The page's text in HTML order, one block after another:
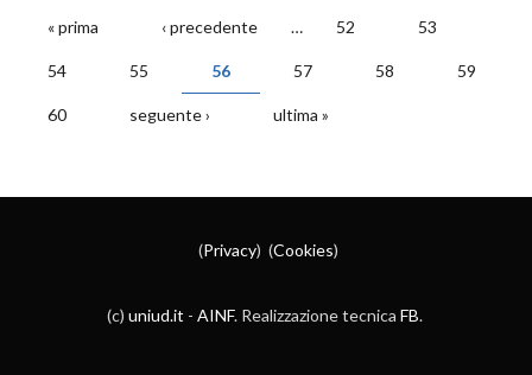
PAGINE
« prima ‹ precedente … 52 53
54 55 56 57 58 59
60 seguente › ultima »
(Privacy) (Cookies)
(c) uniud.it - AINF. Realizzazione tecnica FB.